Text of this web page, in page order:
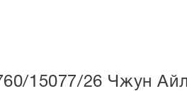
15077/26 Чжун